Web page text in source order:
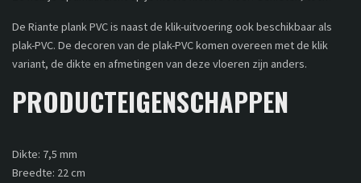
De Riante plank PVC is naast de klik-uitvoering ook beschikbaar als
plak-PVC. De decoren van de plak-PVC komen overeen met de klik
variant, de dikte en afmetingen van deze vloeren zijn anders.
PRODUCTEIGENSCHAPPEN
Dikte: 7,5 mm
Breedte: 22 cm